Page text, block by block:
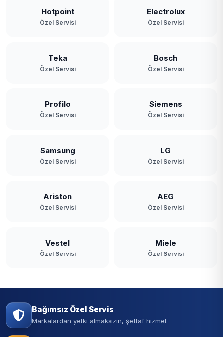
Hotpoint
Özel Servisi
Electrolux
Özel Servisi
Teka
Özel Servisi
Bosch
Özel Servisi
Profilo
Özel Servisi
Siemens
Özel Servisi
Samsung
Özel Servisi
LG
Özel Servisi
Ariston
Özel Servisi
AEG
Özel Servisi
Vestel
Özel Servisi
Miele
Özel Servisi
Bağımsız Özel Servis
Markalardan yetki almaksızın, şeffaf hizmet